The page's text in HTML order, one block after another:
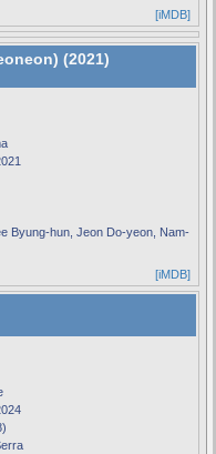
[iMDB]
(2021)
Byung-hun, Jeon Do-yeon, Nam-
[iMDB]